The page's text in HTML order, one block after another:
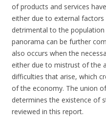
of products and services
either due to external
detrimental to the
panorama can be further
also occurs when the
either due to mistrust of the
difficulties that arise, which
of the economy. The union
determines the existence of
reviewed in this report.